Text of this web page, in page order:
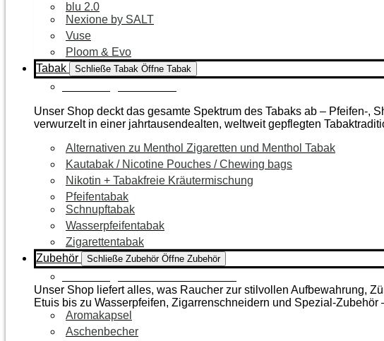
blu 2.0
Nexione by SALT
Vuse
Ploom & Evo
Tabak
Schließe Tabak Öffne Tabak
Unser Shop deckt das gesamte Spektrum des Tabaks ab – Pfeifen-,
verwurzelt in einer jahrtausendealten, weltweit gepflegten
Alternativen zu Menthol Zigaretten und Menthol Tabak
Kautabak / Nicotine Pouches / Chewing bags
Nikotin + Tabakfreie Kräutermischung
Pfeifentabak
Schnupftabak
Wasserpfeifentabak
Zigarettentabak
Zubehör
Schließe Zubehör Öffne Zubehör
Unser Shop liefert alles, was Raucher zur stilvollen Aufbewahrung,
Etuis bis zu Wasserpfeifen, Zigarrenschneidern und Spezial-
Aromakapsel
Aschenbecher